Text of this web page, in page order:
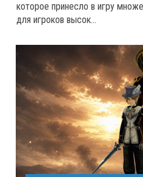
которое принесло в игру
для игроков высок...